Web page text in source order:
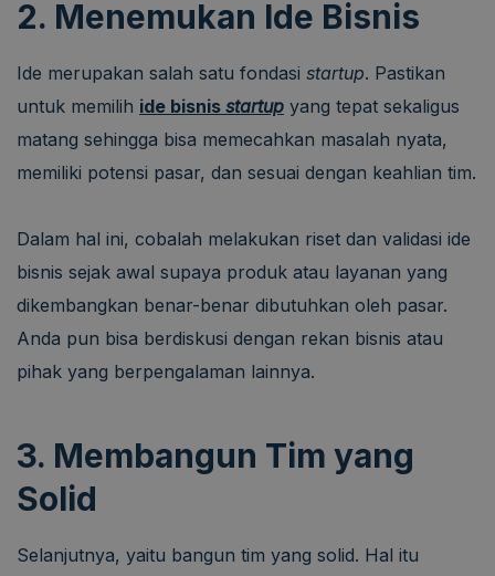
2. Menemukan Ide Bisnis
Ide merupakan salah satu fondasi startup. Pastikan
untuk memilih ide bisnis startup yang tepat sekaligus
matang sehingga bisa memecahkan masalah nyata,
memiliki potensi pasar, dan sesuai dengan keahlian tim.
Dalam hal ini, cobalah melakukan riset dan validasi ide
bisnis sejak awal supaya produk atau layanan yang
dikembangkan benar-benar dibutuhkan oleh pasar.
Anda pun bisa berdiskusi dengan rekan bisnis atau
pihak yang berpengalaman lainnya.
3. Membangun Tim yang
Solid
Selanjutnya, yaitu bangun tim yang solid. Hal itu